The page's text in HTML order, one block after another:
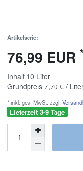
Artikelserie:
76,99 EUR *
Inhalt 10 Liter
Grundpreis 7,70 € / Liter
* inkl. ges. MwSt. zzgl.
Lieferzeit 3-9 Tage